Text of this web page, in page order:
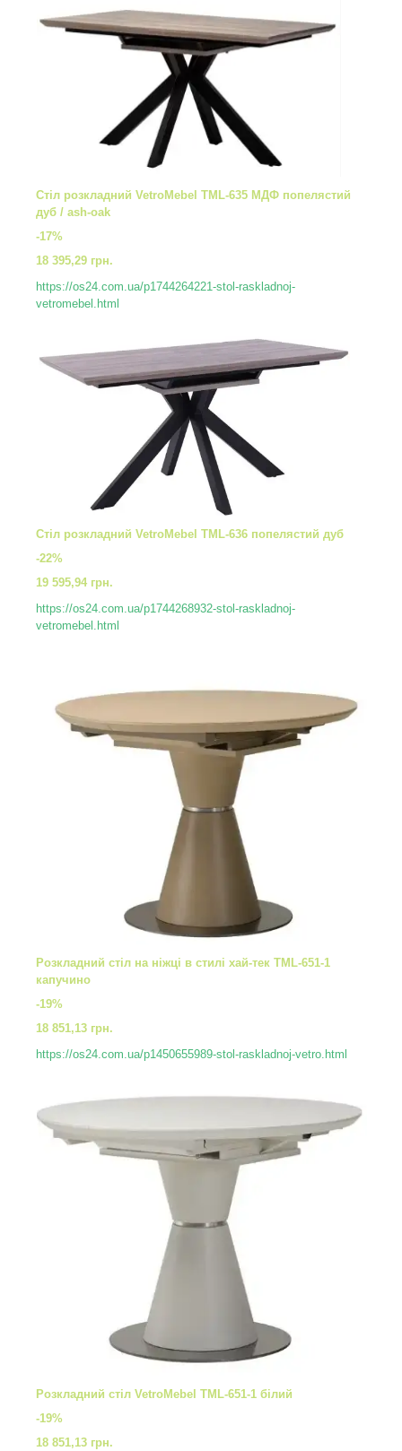
Стіл розкладний VetroMebel TML-635 МДФ попелястий
дуб / ash-oak
-17%
18 395,29 грн.
https://os24.com.ua/p1744264221-stol-raskladnoj-
vetromebel.html
Стіл розкладний VetroMebel TML-636 попелястий дуб
-22%
19 595,94 грн.
https://os24.com.ua/p1744268932-stol-raskladnoj-
vetromebel.html
Розкладний стіл на ніжці в стилі хай-тек TML-651-1
капучино
-19%
18 851,13 грн.
https://os24.com.ua/p1450655989-stol-raskladnoj-vetro.html
Розкладний стіл VetroMebel TML-651-1 білий
-19%
18 851,13 грн.